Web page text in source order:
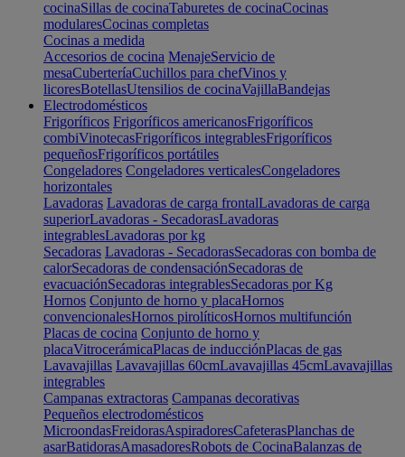
cocinaSillas de cocinaTaburetes de cocinaCocinas
modularesCocinas completas
Cocinas a medida
Accesorios de cocina MenajeServicio de
mesaCuberteríaCuchillos para chefVinos y
licoresBotellasUtensilios de cocinaVajillaBandejas
Electrodomésticos
Frigoríficos Frigoríficos americanosFrigoríficos
combiVinotecasFrigoríficos integrablesFrigoríficos
pequeñosFrigoríficos portátiles
Congeladores Congeladores verticalesCongeladores
horizontales
Lavadoras Lavadoras de carga frontalLavadoras de carga
superiorLavadoras - SecadorasLavadoras
integrablesLavadoras por kg
Secadoras Lavadoras - SecadorasSecadoras con bomba de
calorSecadoras de condensaciónSecadoras de
evacuaciónSecadoras integrablesSecadoras por Kg
Hornos Conjunto de horno y placaHornos
convencionalesHornos pirolíticosHornos multifunción
Placas de cocina Conjunto de horno y
placaVitrocerámicaPlacas de inducciónPlacas de gas
Lavavajillas Lavavajillas 60cmLavavajillas 45cmLavavajillas
integrables
Campanas extractoras Campanas decorativas
Pequeños electrodomésticos
MicroondasFreidorasAspiradoresCafeterasPlanchas de
asarBatidorasAmasadoresRobots de CocinaBalanzas de